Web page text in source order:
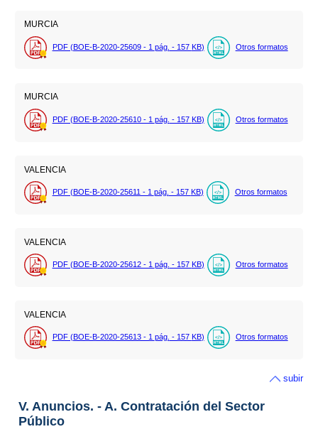
MURCIA
PDF (BOE-B-2020-25609 - 1 pág. - 157 KB) Otros formatos
MURCIA
PDF (BOE-B-2020-25610 - 1 pág. - 157 KB) Otros formatos
VALENCIA
PDF (BOE-B-2020-25611 - 1 pág. - 157 KB) Otros formatos
VALENCIA
PDF (BOE-B-2020-25612 - 1 pág. - 157 KB) Otros formatos
VALENCIA
PDF (BOE-B-2020-25613 - 1 pág. - 157 KB) Otros formatos
subir
V. Anuncios. - A. Contratación del Sector
Público